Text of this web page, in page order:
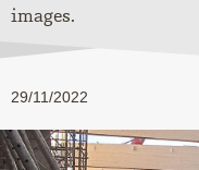
images.
29/11/2022